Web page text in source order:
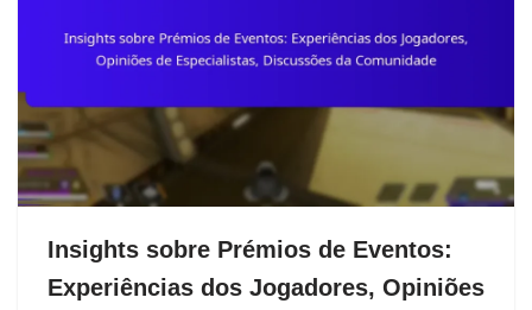
Insights sobre Prémios de Eventos:
Experiências dos Jogadores, Opiniões